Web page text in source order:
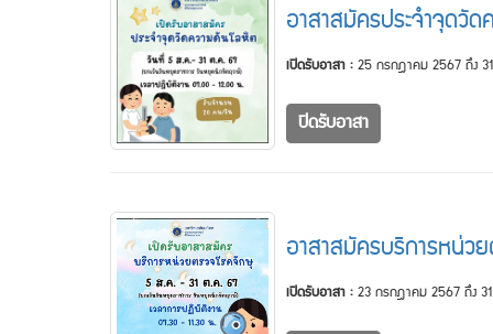
อาสาสมัครประจำจุดวั
เปิดรับอาสา :25 กรกฎาคม 2567 ถึง
ปิดรับอาสา
อาสาสมัครบริการหน่ว
เปิดรับอาสา :23 กรกฎาคม 2567 ถึง